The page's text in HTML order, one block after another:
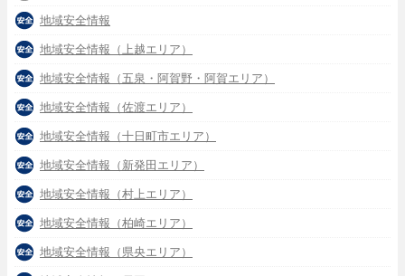
地域安全情報
地域安全情報（上越エリア）
地域安全情報（五泉・阿賀野・阿賀エリア）
地域安全情報（佐渡エリア）
地域安全情報（十日町市エリア）
地域安全情報（新発田エリア）
地域安全情報（村上エリア）
地域安全情報（柏崎エリア）
地域安全情報（県央エリア）